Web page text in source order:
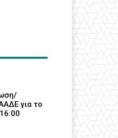
για το